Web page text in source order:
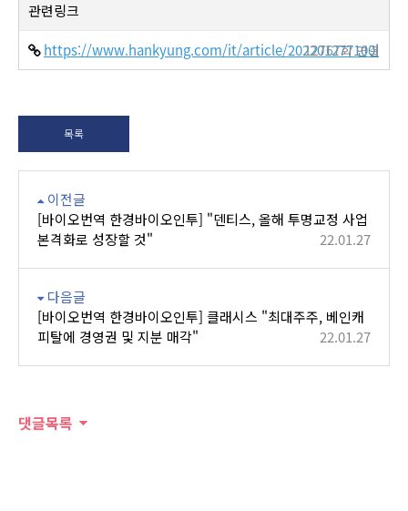
관련링크
https://www.hankyung.com/it/article/202201277100i
12767회 연결
목록
이전글
[바이오번역 한경바이오인투] "덴티스, 올해 투명교정 사업
본격화로 성장할 것"
22.01.27
다음글
[바이오번역 한경바이오인투] 클래시스 "최대주주, 베인캐
피탈에 경영권 및 지분 매각"
22.01.27
댓글목록